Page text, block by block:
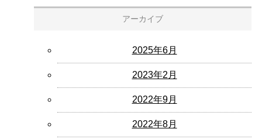
アーカイブ
2025年6月
2023年2月
2022年9月
2022年8月